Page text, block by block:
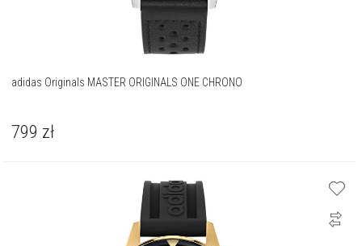
adidas Originals MASTER ORIGINALS ONE CHRONO
799 zł